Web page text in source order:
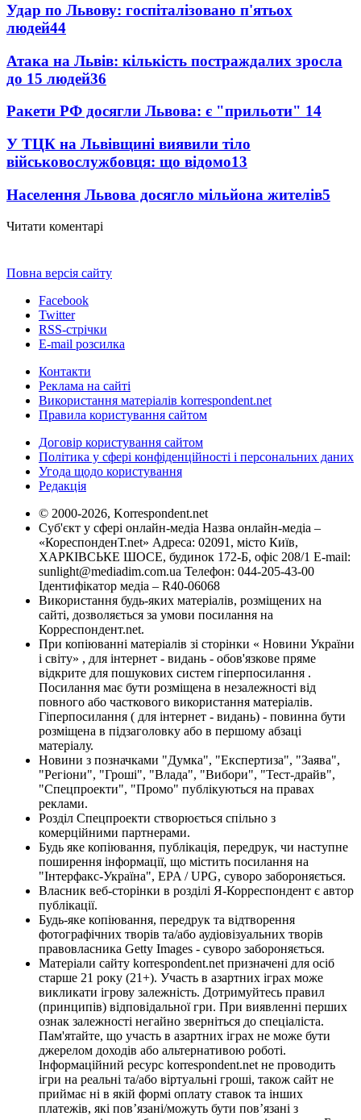
Удар по Львову: госпіталізовано п'ятьох
людей44
Атака на Львів: кількість постраждалих зросла
до 15 людей36
Ракети РФ досягли Львова: є "прильоти" 14
У ТЦК на Львівщині виявили тіло
військовослужбовця: що відомо13
Населення Львова досягло мільйона жителів5
Читати коментарі
Повна версія сайту
Facebook
Twitter
RSS-стрічки
E-mail розсилка
Контакти
Реклама на сайті
Використання матеріалів korrespondent.net
Правила користування сайтом
Договір користування сайтом
Політика у сфері конфіденційності і персональних даних
Угода щодо користування
Редакція
© 2000-2026, Korrespondent.net
Суб'єкт у сфері онлайн-медіа Назва онлайн-медіа –
«КореспонденТ.net» Адреса: 02091, місто Київ,
ХАРКІВСЬКЕ ШОСЕ, будинок 172-Б, офіс 208/1 E-mail:
sunlight@mediadim.com.ua Телефон: 044-205-43-00
Ідентифікатор медіа – R40-06068
Використання будь-яких матеріалів, розміщених на
сайті, дозволяється за умови посилання на
Корреспондент.net.
При копіюванні матеріалів зі сторінки « Новини України
і світу» , для інтернет - видань - обов'язкове пряме
відкрите для пошукових систем гіперпосилання .
Посилання має бути розміщена в незалежності від
повного або часткового використання матеріалів.
Гіперпосилання ( для інтернет - видань) - повинна бути
розміщена в підзаголовку або в першому абзаці
матеріалу.
Новини з позначками "Думка", "Експертиза", "Заява",
"Регіони", "Гроші", "Влада", "Вибори", "Тест-драйв",
"Спецпроекти", "Промо" публікуються на правах
реклами.
Розділ Спецпроекти створюється спільно з
комерційними партнерами.
Будь яке копіювання, публікація, передрук, чи наступне
поширення інформації, що містить посилання на
"Інтерфакс-Україна", EPA / UPG, суворо забороняється.
Власник веб-сторінки в розділі Я-Корреспондент є автор
публікації.
Будь-яке копіювання, передрук та відтворення
фотографічних творів та/або аудіовізуальних творів
правовласника Getty Images - суворо забороняється.
Матеріали сайту korrespondent.net призначені для осіб
старше 21 року (21+). Участь в азартних іграх може
викликати ігрову залежність. Дотримуйтесь правил
(принципів) відповідальної гри. При виявленні перших
ознак залежності негайно зверніться до спеціаліста.
Пам'ятайте, що участь в азартних іграх не може бути
джерелом доходів або альтернативою роботі.
Інформаційний ресурс korrespondent.net не проводить
ігри на реальні та/або віртуальні гроші, також сайт не
приймає ні в якій формі оплату ставок та інших
платежів, які пов’язані/можуть бути пов’язані з